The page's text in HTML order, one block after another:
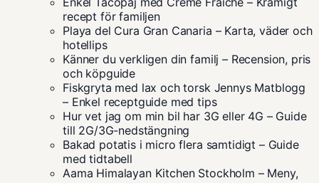
recept för familjen
Playa del Cura Gran Canaria – Karta, väder och
hotellips
Känner du verkligen din familj – Recension, pris
och köpguide
Fiskgryta med lax och torsk Jennys Matblogg
– Enkel receptguide med tips
Hur vet jag om min bil har 3G eller 4G – Guide
till 2G/3G-nedstängning
Bakad potatis i micro flera samtidigt – Guide
med tidtabell
Aama Himalayan Kitchen Stockholm – Meny,